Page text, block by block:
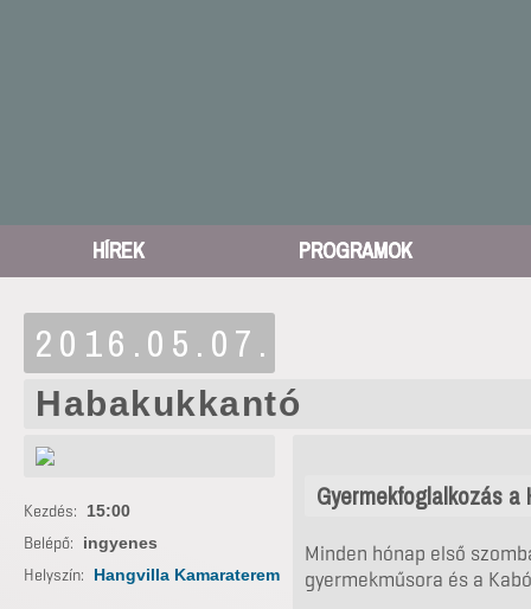
HÍREK PROGRAMOK
2016.05.07.
Habakukkantó
Gyermekfoglalkozás
Minden hónap első
gyermekműsora és a
Kezdés: 15:00
Belépő: ingyenes
Helyszín: Hangvilla Kamaraterem